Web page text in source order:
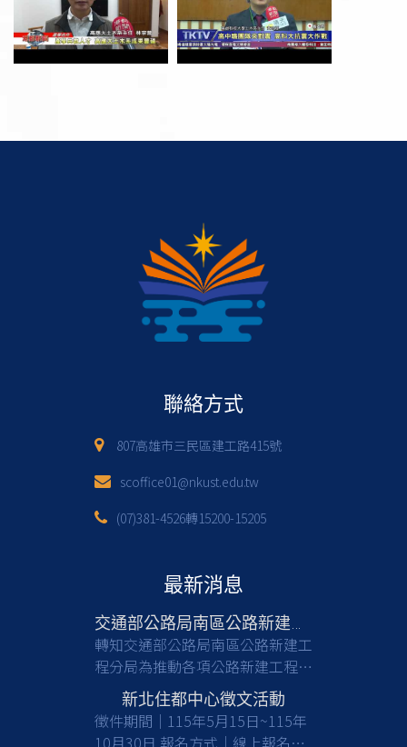
聯絡方式
807高雄市三民區建工路415號
scoffice01@nkust.edu.tw
(07)381-4526轉15200-15205
最新消息
轉知交通部公路局南區公路新建工
程分局為推動各項公路新建工程，
亟需具備土木工程等相關專業背景
之人才加入，共同提升公共工程品
質與建設效能，請有意從事公部門
新北住都中心徵文活動
徵件期間｜115年5月15日~115年
10月30日 報名方式｜線上報名及